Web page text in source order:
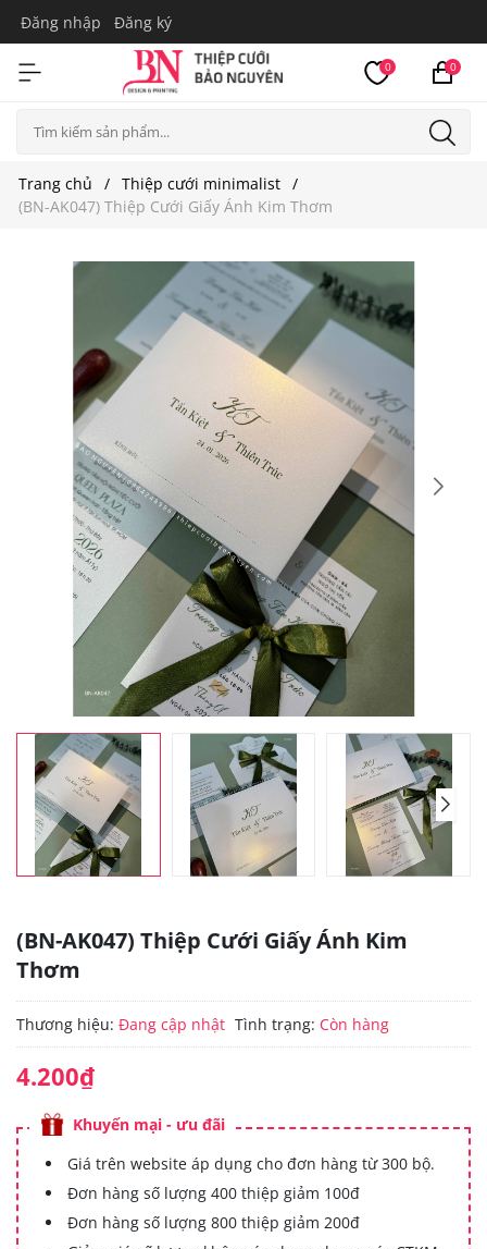
Đăng nhập Đăng ký
0 0
Trang chủ
Thiệp cưới minimalist
(BN-AK047) Thiệp Cưới Giấy Ánh Kim Thơm
(BN-AK047) Thiệp Cưới Giấy Ánh Kim
Thơm
Thương hiệu: Đang cập nhật Tình trạng: Còn hàng
4.200₫
Khuyến mại - ưu đãi
Giá trên website áp dụng cho đơn hàng từ 300 bộ.
Đơn hàng số lượng 400 thiệp giảm 100đ
Đơn hàng số lượng 800 thiệp giảm 200đ